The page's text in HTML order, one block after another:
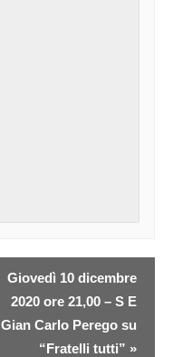
Giovedì 10 dicembre
2020 ore 21,00 – S E
Gian Carlo Perego su
“Fratelli tutti” »